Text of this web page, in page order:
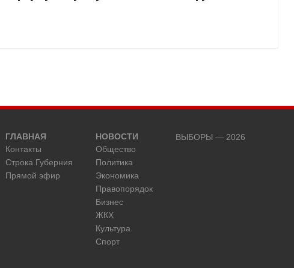
ГЛАВНАЯ
Контакты
Строка.Губерния
Прямой эфир
НОВОСТИ
Общество
Политика
Экономика
Правопорядок
Бизнес
ЖКХ
Культура
Спорт
ВЫБОРЫ — 2026